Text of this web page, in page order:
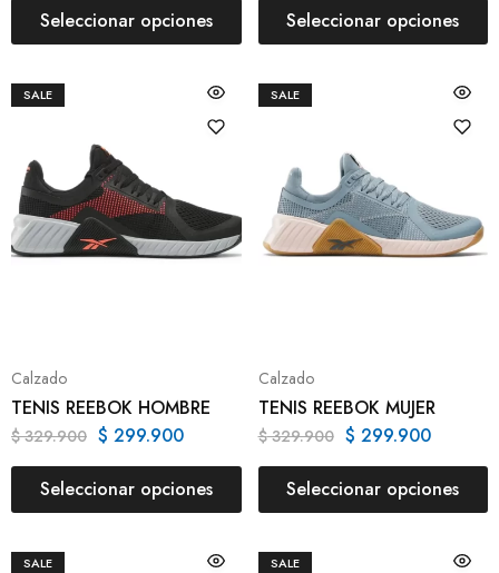
Seleccionar opciones Seleccionar opciones
SALE
Calzado
TENIS REEBOK HOMBRE
$329.900 $ 299.900
Seleccionar opciones
SALE
Calzado
TENIS REEBOK MUJER
$329.900 $ 299.900
Seleccionar opciones
SALE SALE